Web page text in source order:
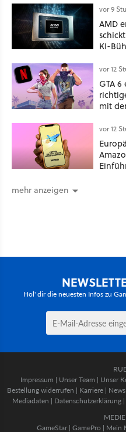
vor 9
AMD
KI-
vor 12
GTA
mit
vor 12
mehr anzeigen
Hol' dir die neuesten Infos zu
Impressum | Unser Team | Unser
Bestellung widerrufen | Karriere |
Mediadaten | Datenschutzerklärung |
GameStar| GamePro | Mein